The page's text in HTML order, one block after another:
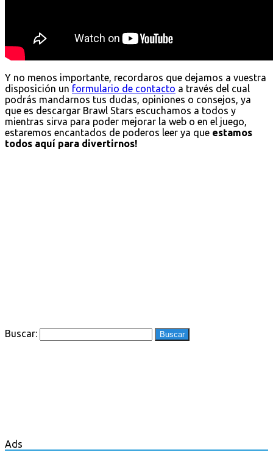
Y no menos importante, recordaros que dejamos a vuestra
disposición un formulario de contacto a través del cual
podrás mandarnos tus dudas, opiniones o consejos, ya
que es descargar Brawl Stars escuchamos a todos y
mientras sirva para poder mejorar la web o en el juego,
estaremos encantados de poderos leer ya que estamos
todos aquí para divertirnos!
Buscar:
Ads